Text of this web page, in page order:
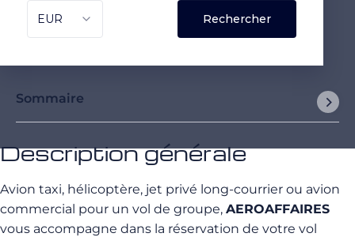
Sommaire
Description générale
Avion taxi, hélicoptère, jet privé long-courrier ou avion
commercial pour un vol de groupe, AEROAFFAIRES
vous accompagne dans la réservation de votre vol